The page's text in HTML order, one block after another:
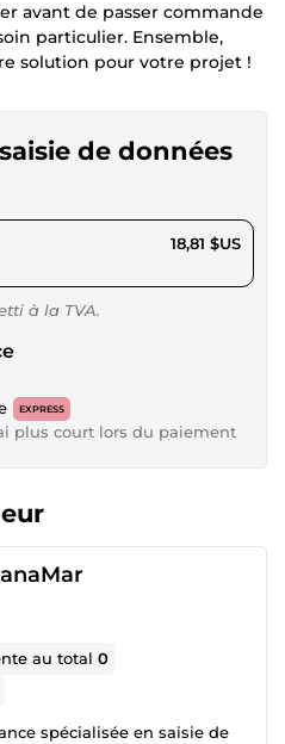
avant de passer commande
particulier. Ensemble,
solution pour votre projet !
de données
$US 18,81 $US
à la TVA.
EXPRESS
plus court lors du paiement
au total0
spécialisée en saisie de